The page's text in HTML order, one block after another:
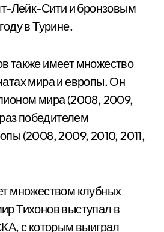
Лейк-Сити и бронзовым
в Турине.
также имеет множество
мира и европы. Он
мира (2008, 2009,
победителем
(2008, 2009, 2010, 2011,
множеством клубных
Тихонов выступал в
с которым выиграл